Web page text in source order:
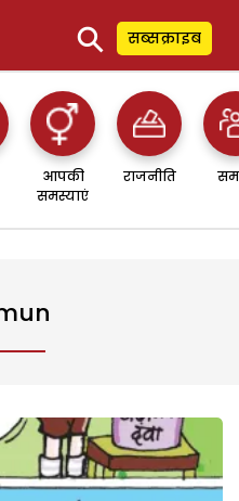
⚲ सब्सक्राइब
आपकी
समस्याएं
राजनीति